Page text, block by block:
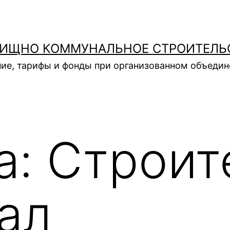
КОММУНАЛЬНОЕ
тарифы и фонды при организованном